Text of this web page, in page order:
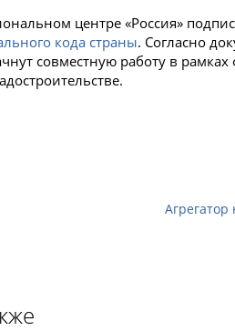
центре «Россия»
кода страны. Согласно
совместную работу в